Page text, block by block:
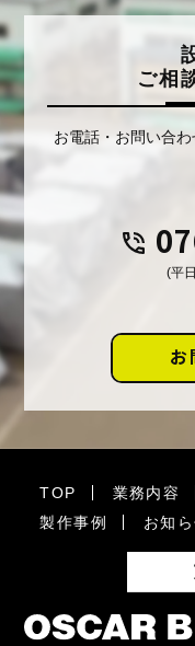
ご相
お電話・お問い合
(平
お
TOP 業務内容
製作事例
お知